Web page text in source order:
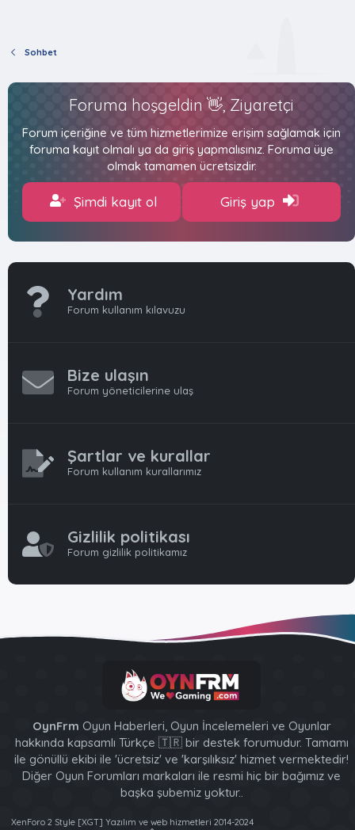
Sohbet
Foruma hoşgeldin 👋, Ziyaretçi
Forum içeriğine ve tüm hizmetlerimize erişim sağlamak için
foruma kayıt olmalı ya da giriş yapmalısınız. Foruma üye
olmak tamamen ücretsizdir.
Şimdi kayıt ol Giriş yap
Yardım
Forum kullanım kılavuzu
Bize ulaşın
Forum yöneticilerine ulaş
Şartlar ve kurallar
Forum kullanım kurallarımız
Gizlilik politikası
Forum gizlilik politikamız
OynFrm Oyun Haberleri, Oyun İncelemeleri ve Oyunlar
hakkında kapsamlı Türkçe 🇹🇷 bir destek forumudur. Tamamı
ile gönüllü ekibi ile 'ücretsiz' ve 'karşılıksız' hizmet vermektedir!
Diğer Oyun Forumları markaları ile resmi hiç bir bağımız ve
başka şubemiz yoktur..
XenForo 2 Style [XGT] Yazılım ve web hizmetleri 2014-2024